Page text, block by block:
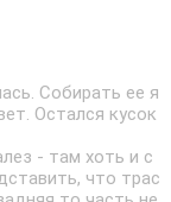
Собирать ее я
Остался кусок
- там хоть и с
что трас